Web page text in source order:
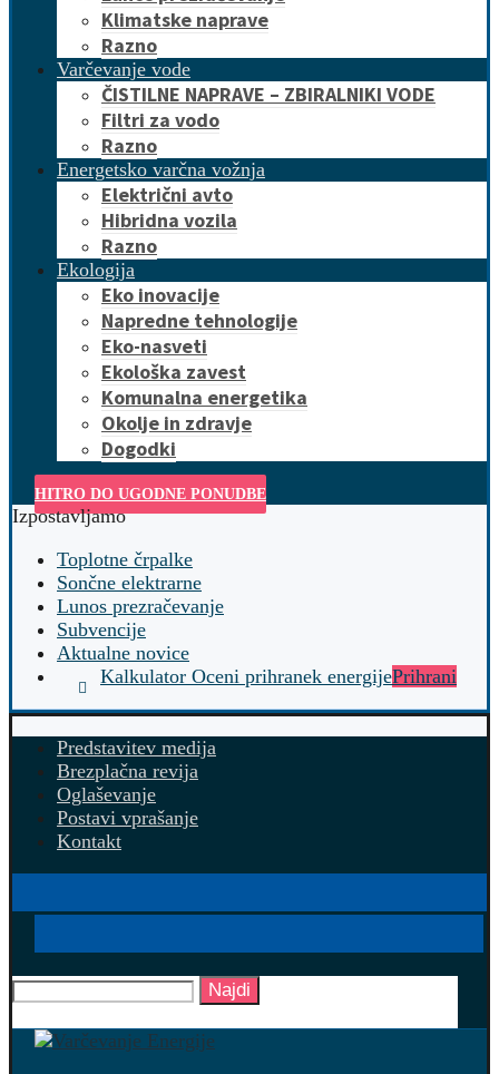
Klimatske naprave
Razno
Varčevanje vode
ČISTILNE NAPRAVE – ZBIRALNIKI VODE
Filtri za vodo
Razno
Energetsko varčna vožnja
Električni avto
Hibridna vozila
Razno
Ekologija
Eko inovacije
Napredne tehnologije
Eko-nasveti
Ekološka zavest
Komunalna energetika
Okolje in zdravje
Dogodki
HITRO DO UGODNE PONUDBE
Izpostavljamo
Toplotne črpalke
Sončne elektrarne
Lunos prezračevanje
Subvencije
Aktualne novice
Kalkulator Oceni prihranek energijePrihrani
Predstavitev medija
Brezplačna revija
Oglaševanje
Postavi vprašanje
Kontakt
Najdi